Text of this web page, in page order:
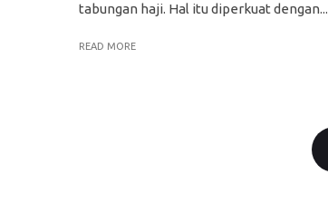
tabungan haji. Hal itu diperkuat dengan...
READ MORE